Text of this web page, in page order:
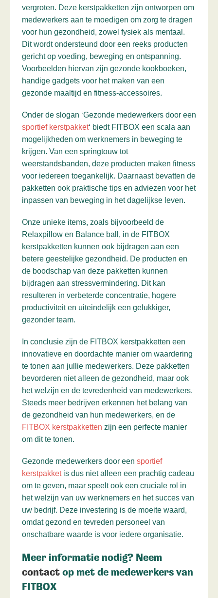
vergroten. Deze kerstpakketten zijn ontworpen om
medewerkers aan te moedigen om zorg te dragen
voor hun gezondheid, zowel fysiek als mentaal.
Dit wordt ondersteund door een reeks producten
gericht op voeding, beweging en ontspanning.
Voorbeelden hiervan zijn gezonde kookboeken,
handige gadgets voor het maken van een
gezonde maaltijd en fitness-accessoires.
Onder de slogan ‘Gezonde medewerkers door een
sportief kerstpakket‘ biedt FITBOX een scala aan
mogelijkheden om werknemers in beweging te
krijgen. Van een springtouw tot
weerstandsbanden, deze producten maken fitness
voor iedereen toegankelijk. Daarnaast bevatten de
pakketten ook praktische tips en adviezen voor het
inpassen van beweging in het dagelijkse leven.
Onze unieke items, zoals bijvoorbeeld de
Relaxpillow en Balance ball, in de FITBOX
kerstpakketten kunnen ook bijdragen aan een
betere geestelijke gezondheid. De producten en
de boodschap van deze pakketten kunnen
bijdragen aan stressvermindering. Dit kan
resulteren in verbeterde concentratie, hogere
productiviteit en uiteindelijk een gelukkiger,
gezonder team.
In conclusie zijn de FITBOX kerstpakketten een
innovatieve en doordachte manier om waardering
te tonen aan jullie medewerkers. Deze pakketten
bevorderen niet alleen de gezondheid, maar ook
het welzijn en de tevredenheid van medewerkers.
Steeds meer bedrijven erkennen het belang van
de gezondheid van hun medewerkers, en de
FITBOX kerstpakketten zijn een perfecte manier
om dit te tonen.
Gezonde medewerkers door een sportief
kerstpakketis dus niet alleen een prachtig cadeau
om te geven, maar speelt ook een cruciale rol in
het welzijn van uw werknemers en het succes van
uw bedrijf. Deze investering is de moeite waard,
omdat gezond en tevreden personeel van
onschatbare waarde is voor iedere organisatie.
Meer informatie nodig? Neem
contact op met de medewerkers van
FITBOX